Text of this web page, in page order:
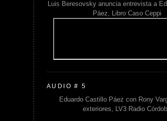
Luis Beresovsky anuncia entrevista a
Páez, Libro Caso Ceppi
AUDIO # 5
Eduardo Castillo Páez con Rony
exteriores, LV3 Radio